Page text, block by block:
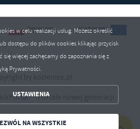
- Portale nowej generacji
w celu realizacji usług. Możesz określić
dostępu do plików cookies klikając przycisk
się więcej zachęcamy do zapoznania się z
Prywatności.
USTAWIENIA
NA WSZYSTKIE